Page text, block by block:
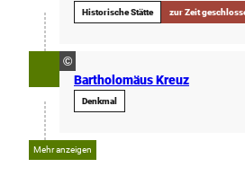
Historische Stätte zur Zeit
©
Bartholomäus Kreuz
Denkmal
Mehr anzeigen